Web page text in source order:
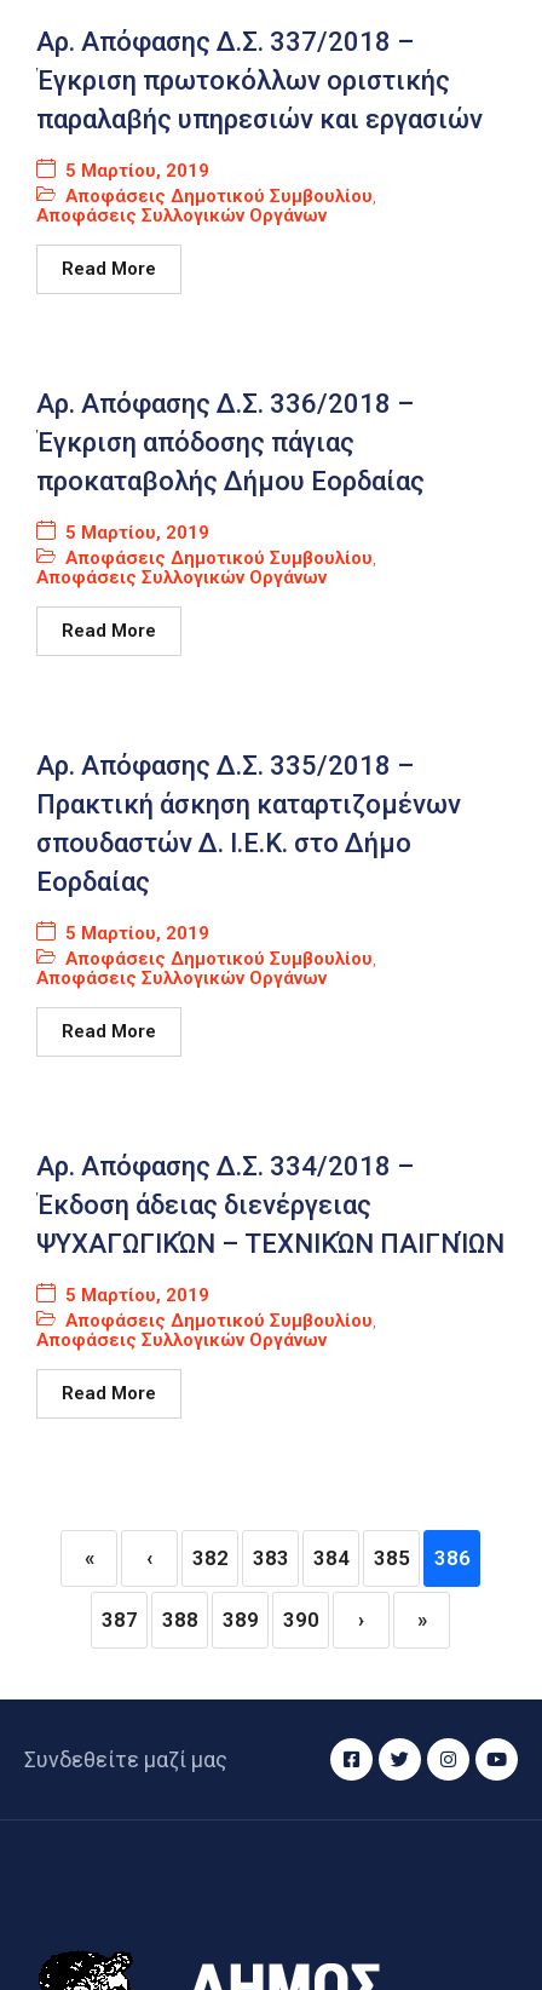
Αρ. Απόφασης Δ.Σ. 337/2018 –
Έγκριση πρωτοκόλλων οριστικής
παραλαβής υπηρεσιών και εργασιών
5 Μαρτίου, 2019
Αποφάσεις Δημοτικού Συμβουλίου,
Αποφάσεις Συλλογικών Οργάνων
Read More
Αρ. Απόφασης Δ.Σ. 336/2018 –
Έγκριση απόδοσης πάγιας
προκαταβολής Δήμου Εορδαίας
5 Μαρτίου, 2019
Αποφάσεις Δημοτικού Συμβουλίου,
Αποφάσεις Συλλογικών Οργάνων
Read More
Αρ. Απόφασης Δ.Σ. 335/2018 –
Πρακτική άσκηση καταρτιζομένων
σπουδαστών Δ. Ι.Ε.Κ. στο Δήμο
Εορδαίας
5 Μαρτίου, 2019
Αποφάσεις Δημοτικού Συμβουλίου,
Αποφάσεις Συλλογικών Οργάνων
Read More
Αρ. Απόφασης Δ.Σ. 334/2018 –
Έκδοση άδειας διενέργειας
ΨΥΧΑΓΩΓΙΚΏΝ – ΤΕΧΝΙΚΏΝ ΠΑΙΓΝΊΩΝ
5 Μαρτίου, 2019
Αποφάσεις Δημοτικού Συμβουλίου,
Αποφάσεις Συλλογικών Οργάνων
Read More
« ‹ 382 383 384 385 386
387 388 389 390 › »
Συνδεθείτε μαζί μας